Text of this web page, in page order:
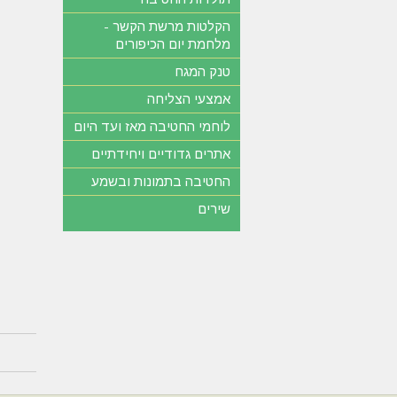
הקלטות מרשת הקשר -
מלחמת יום הכיפורים
טנק המגח
אמצעי הצליחה
לוחמי החטיבה מאז ועד היום
אתרים גדודיים ויחידתיים
החטיבה בתמונות ובשמע
שירים